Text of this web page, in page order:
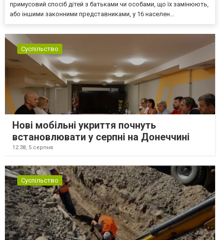
примусовий спосіб дітей з батьками чи особами, що їх замінюють,
або іншими законними представниками, у 16 населен...
Суспільство
Нові мобільні укриття почнуть
встановлювати у серпні на Донеччині
12:38, 5 серпня
Суспільство